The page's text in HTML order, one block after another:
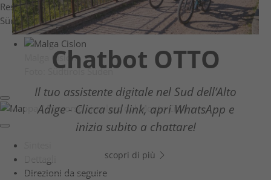
Responsabile del contenuto
Südtirols Süden
Malga Cislon
Foto: Südtirols Süden
Dettagli
Direzioni da seguire
Chatbot OTTO
Il tuo assistente digitale nel Sud dell’Alto
Adige - Clicca sul link, apri WhatsApp e
inizia subito a chattare!
scopri di più
Guestnet
Südtirols Süden
La nuova guida digitale per gli ospiti
Winter
Wonderland
Dal rilassante escursionismo invernale
all'adrenalinica esperienza sulle piste
scopri di più